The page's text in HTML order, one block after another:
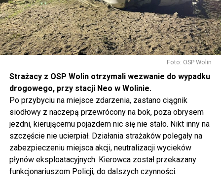
Foto: OSP Wolin
Strażacy z OSP Wolin otrzymali wezwanie do wypadku
drogowego, przy stacji Neo w Wolinie.
Po przybyciu na miejsce zdarzenia, zastano ciągnik
siodłowy z naczepą przewrócony na bok, poza obrysem
jezdni, kierującemu pojazdem nic się nie stało. Nikt inny na
szczęście nie ucierpiał. Działania strażaków polegały na
zabezpieczeniu miejsca akcji, neutralizacji wycieków
płynów eksploatacyjnych. Kierowca został przekazany
funkcjonariuszom Policji, do dalszych czynności.